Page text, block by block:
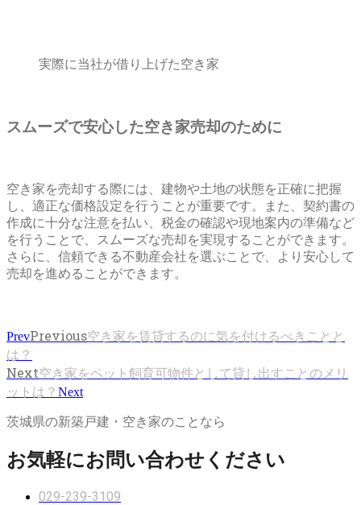
実際に当社が借り上げた空き家
スムーズで安心した空き家売却のために
空き家を売却する際には、建物や土地の状態を正確に把握
し、適正な価格設定を行うことが重要です。また、契約書の
作成に十分な注意を払い、税金の確認や現地案内の準備など
を行うことで、スムーズな売却を実現することができます。
さらに、信頼できる不動産会社を選ぶことで、より安心して
売却を進めることができます。
PrevPrevious空き家を賃貸するのに気を付けるべきことと
は？
Next空き家をペット飼育可物件として貸し出すことのメリ
ットは？ Next
茨城県の新築戸建・空き家のことなら
お気軽にお問い合わせください
029-239-3109